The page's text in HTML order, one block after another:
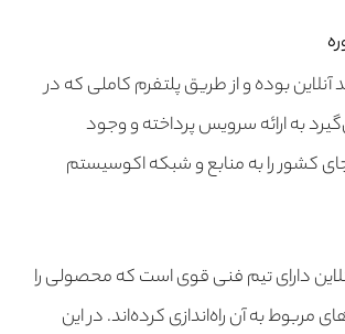
بوده و از طریق پلتفرم کاملی که در
به ارائه سرویس پرداخته و وجود
کشور را به منابع و شبکه اکوسیستم
دارای تیم فنی قوی است که محصولی را
مربوط به آن راه‌اندازی کرده‌اند. در این